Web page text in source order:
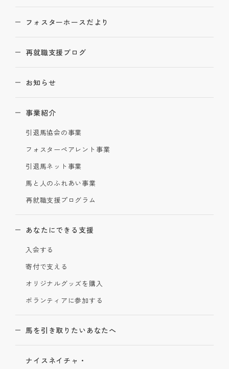
フォスターホースだより
再就職支援ブログ
お知らせ
事業紹介
引退馬協会の事業
フォスターペアレント事業
引退馬ネット事業
馬と人のふれあい事業
再就職支援プログラム
あなたにできる支援
入会する
寄付で支える
オリジナルグッズを購入
ボランティアに参加する
馬を引き取りたいあなたへ
ナイスネイチャ・